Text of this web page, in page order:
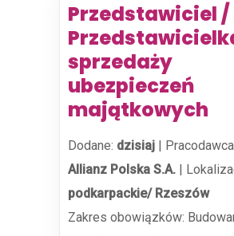
Przedstawiciel /
sprzedaży
ubezpieczeń
majątkowych
Dodane: dzisiaj |
Allianz Polska S.A. |
podkarpackie/ Rzeszów
Zakres obowiązków: